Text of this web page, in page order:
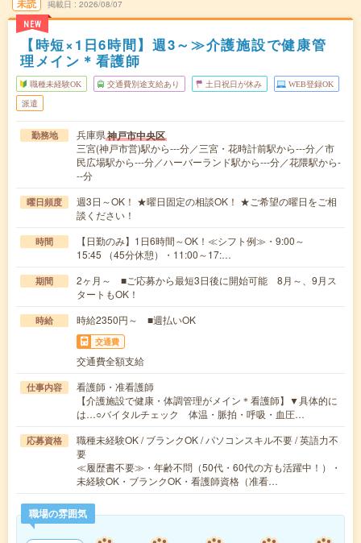
未読
NEW
掲載日 2026/08/07
【時短×1日6時間】週3～≫介護施設で健康管
理メイン＊看護師
職種未経験OK 交通費別途支給あり 土日祝日が休み WEB登録OK
派遣
勤務地 兵庫県神戸市中央区
三宮(神戸市営)駅から---分／三宮・花時計前駅から---分／市
民広場駅から---分／ハーバーランド駅から---分／花隈駅から-
--分
曜日頻度
週3日～OK！ ★曜日固定の相談OK！ ★ご希望の曜日をご相
談ください！
時間
【日勤のみ】1日6時間～OK！≪シフト例≫・9:00～
15:45 （45分休憩）・11:00～17:…
期間
2ヶ月～ ■ご応募から最短3日後に開始可能 8月～、9月ス
タートもOK！
時給 時給2350円～ ■週払いOK
交通費
交通費全額支給
仕事内容
看護師・准看護師
【介護施設で健康・体調管理がメイン＊看護師】▼具体的に
は…○バイタルチェック 体温・脈拍・呼吸・血圧…
応募資格
職種未経験OK / ブランクOK / パソコンスキル不要 / 英語力不
要
≪履歴書不要≫・年齢不問（50代・60代の方も活躍中！）・
未経験OK・ブランクOK・看護師資格（准看…
職場の雰囲気